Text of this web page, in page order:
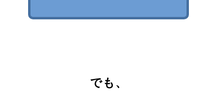
でも、